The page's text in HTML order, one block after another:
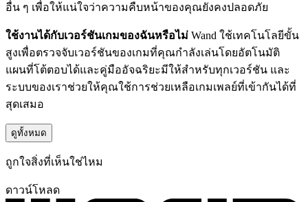
อื่น ๆ เพื่อให้แน่ใจว่าความคืบหน้าของคุณยังคงปลอดภัย
ใช้งานได้กับเวอร์ชันเกมของฉันหรือไม่ Wand ใช้เทคโนโลยีขั้น
สูงเพื่อตรวจจับเวอร์ชันของเกมที่คุณกำลังเล่นโดยอัตโนมัติ
แผนที่โต้ตอบได้และคู่มืออัจฉริยะมีให้สำหรับทุกเวอร์ชัน และ
ระบบของเราช่วยให้คุณใช้การช่วยเหลือเกมเพลย์ที่เข้ากันได้ที่
สุดเสมอ
ดูทั้งหมด
ถูกใจสิ่งที่เห็นใช่ไหม
ดาวน์โหลด